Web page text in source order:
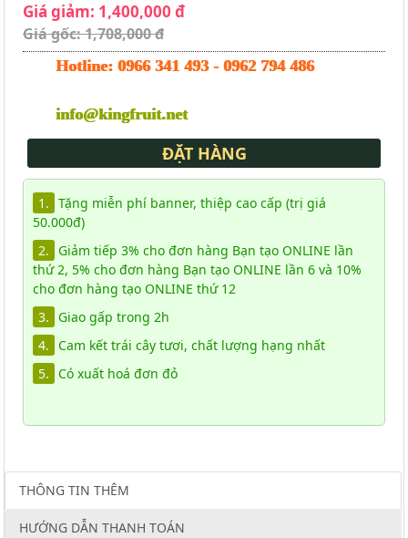
Giá giảm: 1,400,000 đ
Giá gốc: 1,708,000 đ
Hotline: 0966 341 493 - 0962 794 486
info@kingfruit.net
ĐẶT HÀNG
1. Tặng miễn phí banner, thiệp cao cấp (trị giá
50.000đ)
2.
Giảm tiếp 3% cho đơn hàng Bạn tạo ONLINE lần
thứ 2, 5% cho đơn hàng Bạn tạo ONLINE lần 6 và 10%
cho đơn hàng tạo ONLINE thứ 12
3.
Giao gấp trong 2h
4.
Cam kết trái cây tươi, chất lượng hạng nhất
5.
Có xuất hoá đơn đỏ
THÔNG TIN THÊM
HƯỚNG DẪN THANH TOÁN